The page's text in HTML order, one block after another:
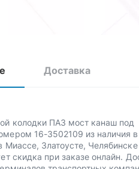
Доставка
колодки ПАЗ мост канаш под
16-3502109 из наличия в
Миассе, Златоусте,
скидка при заказе онлайн.